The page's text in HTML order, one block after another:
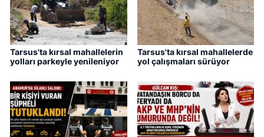
Tarsus'ta kırsal mahallelerin
yolları parkeyle yenileniyor
Tarsus'ta kırsal mahallelerde
yol çalışmaları sürüyor